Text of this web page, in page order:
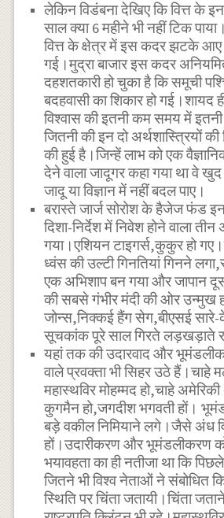
लेकिन विडंबना देखिए कि वित्त के
साल क्या 6 महीने भी नहीं टिक
वित्त के क्षेत्र में इस कदर झटके आए
गई।मुद्रा बाजार इस कदर
दहशतकारी हो चुका है कि समूची
बदहवासी का शिकार हो गई।शायद
विश्वास की इतनी कम समय में इतनी
जितनी की इन दो अर्थशास्त्रियों की
की हुई है।जिन्हें लाभ को एक
देने वाला जादूगर कहा गया था वे
जादू या विज्ञान में नहीं बदल पाए।
बरास्ते जार्ज सोरोश के हैजेज फंड
दिशा-निर्देश में निवेश होने वाला
गया।एशियन टाइगर्स,कुकुर हो
ध्वंस की उल्टी गिनतियां गिनने
एक अभिशाप बन गया और जापान
की सबसे गंभीर मंदी की ओर उन्मुख
जोन्स,निक्कई हैंग सेग,बीएसई
सूचकांक पूरे साल गिरते लड़खड़ाते
यहां तक की उदारवाद और
वाले प्रवक्ता भी सिहर उठे हैं।चाहे
महास्थविर मोहम्मद हो,चाहे
कुगमैन हो,जगदीश भगवती हों।
बड़े वकील निमियाने लगे।जैसे अंध
हों।उदारीकरण और भूमंडलीकरण
भयावहता का ही नतीजा था कि
जितने भी विश्व नेताओं ने संबोधित
स्थिति पर चिंता जतायी।चिंता